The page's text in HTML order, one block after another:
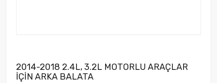
2014-2018 2.4L, 3.2L MOTORLU ARAÇLAR
İÇİN ARKA BALATA